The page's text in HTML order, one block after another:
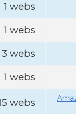
1 webs
1 webs
3 webs
1 webs
webs